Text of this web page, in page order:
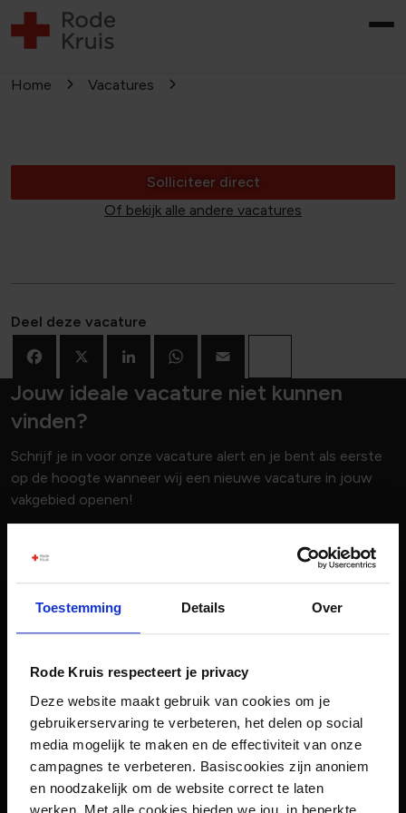
Toestemming Details Over
Rode Kruis respecteert je privacy
Deze website maakt gebruik van cookies om je
gebruikerservaring te verbeteren, het delen op social
media mogelijk te maken en de effectiviteit van onze
campagnes te verbeteren. Basiscookies zijn anoniem
en noodzakelijk om de website correct te laten
werken. Met alle cookies bieden we jou, in beperkte
Home Vacatures
Solliciteer direct
Of bekijk alle andere vacatures
Deel deze vacature
WhatsApp
Email
Jouw ideale vacature niet kunnen
vinden?
Schrijf je in voor onze vacature alert en je bent als eerste
op de hoogte wanneer wij een nieuwe vacature in jouw
vakgebied openen!
Achternaam
E-mailadres
Vakgebied
0 geselecteerd